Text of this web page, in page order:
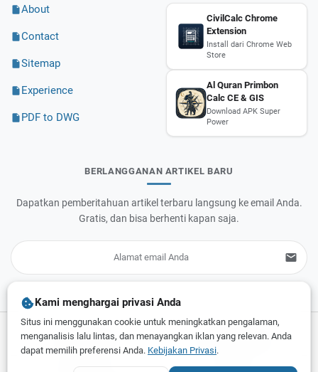
About
Contact
Sitemap
Experience
PDF to DWG
CivilCalc Chrome
Extension
Install dari Chrome Web
Store
Al Quran Primbon
Calc CE & GIS
Download APK Super
Power
BERLANGGANAN ARTIKEL BARU
Dapatkan pemberitahuan artikel terbaru langsung ke email Anda.
Gratis, dan bisa berhenti kapan saja.
Privacy Policy Terms of Service
Disclaimer DMCA
Kami menghargai privasi Anda
Situs ini menggunakan cookie untuk meningkatkan pengalaman,
menganalisis lalu lintas, dan menayangkan iklan yang relevan. Anda
dapat memilih preferensi Anda. Kebijakan Privasi.